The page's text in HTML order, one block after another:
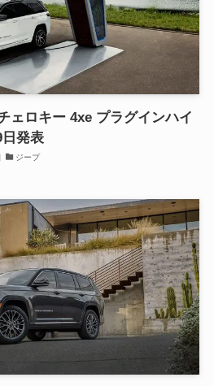
ェロキー 4xe プラグインハイ
発表
ジープ